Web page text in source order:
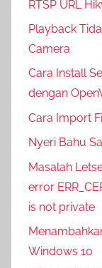
RTSP URL
Playback
Camera
Cara Install
dengan
Cara Import
Nyeri Bahu
Masalah
error
is not private
Windows 10